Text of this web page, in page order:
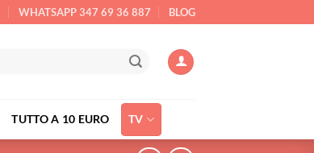
WHATSAPP 347 69 36 887 BLOG
TUTTO A 10 EURO TV